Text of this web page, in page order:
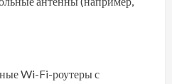
Wi-Fi-роутеры с